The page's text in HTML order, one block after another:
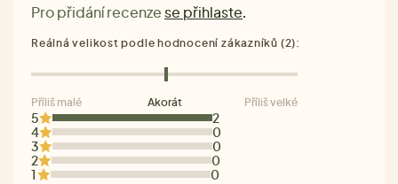
Pro přidání recenze se přihlaste.
5
2
4
0
3
0
2
0
1
0
Reálná velikost podle hodnocení zákazníků (2):
Příliš malé Akorát Příliš velké